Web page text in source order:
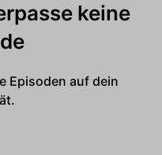
keine
Episoden auf dein